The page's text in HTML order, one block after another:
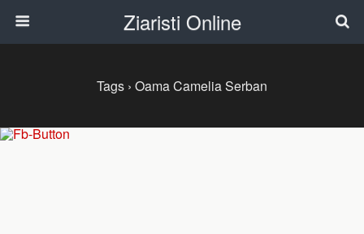
Ziaristi Online
Tags › Oama Camelia Serban